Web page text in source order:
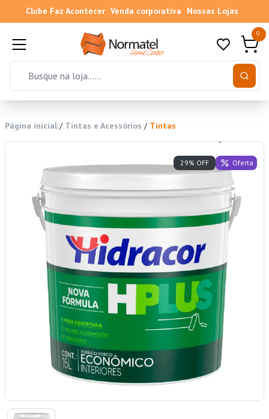
Clube Faz Acontecer Venda corporativa Nossas Lojas
0
Página inicial / Tintas e Acessórios / Tintas
29% OFF Oferta